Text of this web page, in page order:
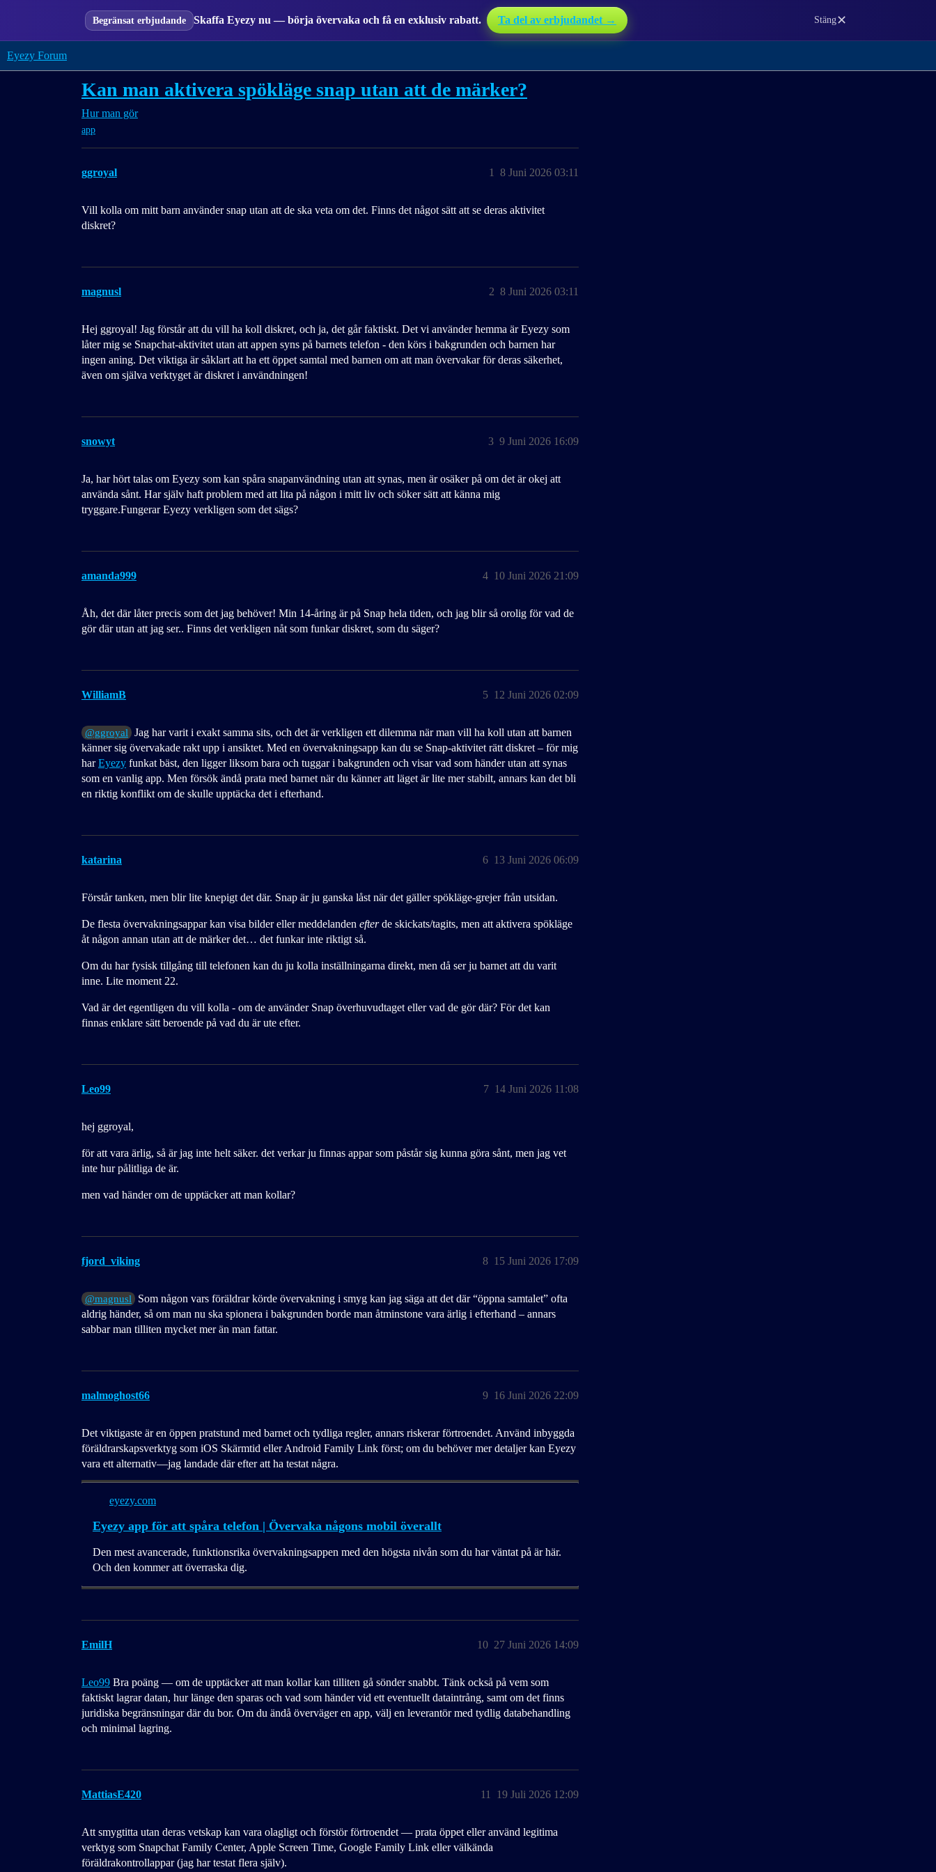
Begränsat erbjudande Skaffa Eyezy nu — börja övervaka och få en exklusiv rabatt. Ta del av erbjudandet → Stäng✕
Eyezy Forum
Kan man aktivera spökläge snap utan att de märker?
Hur man gör
app
ggroyal 8 Juni 2026 03:11
1
Vill kolla om mitt barn använder snap utan att de ska veta om det. Finns det något sätt att se deras aktivitet
diskret?
magnusl 8 Juni 2026 03:11
2
Hej ggroyal! Jag förstår att du vill ha koll diskret, och ja, det går faktiskt. Det vi använder hemma är Eyezy som
låter mig se Snapchat-aktivitet utan att appen syns på barnets telefon - den körs i bakgrunden och barnen har
ingen aning. Det viktiga är såklart att ha ett öppet samtal med barnen om att man övervakar för deras säkerhet,
även om själva verktyget är diskret i användningen!
snowyt 9 Juni 2026 16:09
3
Ja, har hört talas om Eyezy som kan spåra snapanvändning utan att synas, men är osäker på om det är okej att
använda sånt. Har själv haft problem med att lita på någon i mitt liv och söker sätt att känna mig
tryggare.Fungerar Eyezy verkligen som det sägs?
amanda999 10 Juni 2026 21:09
4
Åh, det där låter precis som det jag behöver! Min 14-åring är på Snap hela tiden, och jag blir så orolig för vad de
gör där utan att jag ser.. Finns det verkligen nåt som funkar diskret, som du säger?
WilliamB 12 Juni 2026 02:09
5
@ggroyal Jag har varit i exakt samma sits, och det är verkligen ett dilemma när man vill ha koll utan att barnen
känner sig övervakade rakt upp i ansiktet. Med en övervakningsapp kan du se Snap-aktivitet rätt diskret – för mig
harEyezy funkat bäst, den ligger liksom bara och tuggar i bakgrunden och visar vad som händer utan att synas
som en vanlig app. Men försök ändå prata med barnet när du känner att läget är lite mer stabilt, annars kan det bli
en riktig konflikt om de skulle upptäcka det i efterhand.
katarina 13 Juni 2026 06:09
6
Förstår tanken, men blir lite knepigt det där. Snap är ju ganska låst när det gäller spökläge-grejer från utsidan.
De flesta övervakningsappar kan visa bilder eller meddelanden efterde skickats/tagits, men att aktivera spökläge
åt någon annan utan att de märker det… det funkar inte riktigt så.
Om du har fysisk tillgång till telefonen kan du ju kolla inställningarna direkt, men då ser ju barnet att du varit
inne. Lite moment 22.
Vad är det egentligen du vill kolla - om de använder Snap överhuvudtaget eller vad de gör där? För det kan
finnas enklare sätt beroende på vad du är ute efter.
Leo99 14 Juni 2026 11:08
7
hej ggroyal,
för att vara ärlig, så är jag inte helt säker. det verkar ju finnas appar som påstår sig kunna göra sånt, men jag vet
inte hur pålitliga de är.
men vad händer om de upptäcker att man kollar?
fjord_viking 15 Juni 2026 17:09
8
@magnusl
Som någon vars föräldrar körde övervakning i smyg kan jag säga att det där “öppna samtalet” ofta
aldrig händer, så om man nu ska spionera i bakgrunden borde man åtminstone vara ärlig i efterhand – annars
sabbar man tilliten mycket mer än man fattar.
malmoghost66 16 Juni 2026 22:09
9
Det viktigaste är en öppen pratstund med barnet och tydliga regler, annars riskerar förtroendet. Använd inbyggda
föräldrarskapsverktyg som iOS Skärmtid eller Android Family Link först; om du behöver mer detaljer kan Eyezy
vara ett alternativ—jag landade där efter att ha testat några.
eyezy.com
Eyezy app för att spåra telefon | Övervaka någons mobil överallt
Den mest avancerade, funktionsrika övervakningsappen med den högsta nivån som du har väntat på är här.
Och den kommer att överraska dig.
EmilH 27 Juni 2026 14:09
10
Leo99 Bra poäng — om de upptäcker att man kollar kan tilliten gå sönder snabbt. Tänk också på vem som
faktiskt lagrar datan, hur länge den sparas och vad som händer vid ett eventuellt dataintrång, samt om det finns
juridiska begränsningar där du bor. Om du ändå överväger en app, välj en leverantör med tydlig databehandling
och minimal lagring.
MattiasE420 19 Juli 2026 12:09
11
Att smygtitta utan deras vetskap kan vara olagligt och förstör förtroendet — prata öppet eller använd legitima
verktyg som Snapchat Family Center, Apple Screen Time, Google Family Link eller välkända
föräldrakontrollappar (jag har testat flera själv).